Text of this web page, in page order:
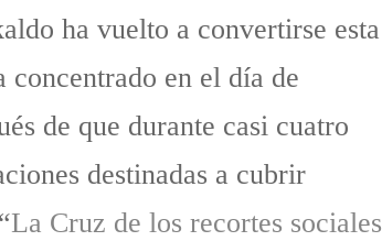
ha vuelto a convertirse esta
en el día de
de que durante casi cuatro
destinadas a cubrir
La Cruz de los recortes sociales